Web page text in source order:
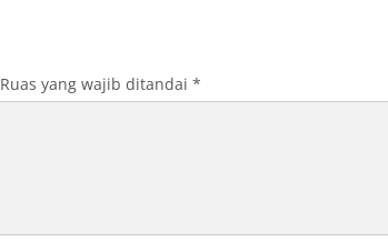
Ruas yang wajib ditandai *